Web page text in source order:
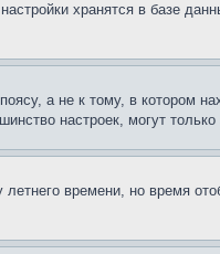
хранятся в базе
а не к тому, в котором
настроек, могут
времени, но время